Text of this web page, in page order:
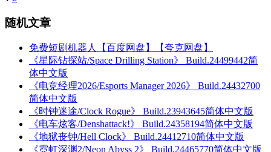
随机文章
免费短剧机器人【百度网盘】【夸克网盘】
《星际钻探站/Space Drilling Station》 Build.24499442简
体中文版
《电竞经理2026/Esports Manager 2026》 Build.24432700
简体中文版
《时钟迷途/Clock Rogue》 Build.23943645简体中文版
《电车炫客/Denshattack!》 Build.24358194简体中文版
《地狱丧钟/Hell Clock》 Build.24412710简体中文版
《霓虹深渊2/Neon Abyss 2》 Build.24465770简体中文版